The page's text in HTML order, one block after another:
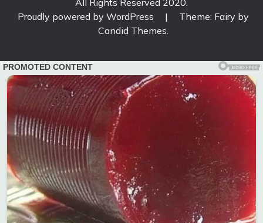
Proudly powered by WordPress
|
Theme: Fairy by
Candid Themes